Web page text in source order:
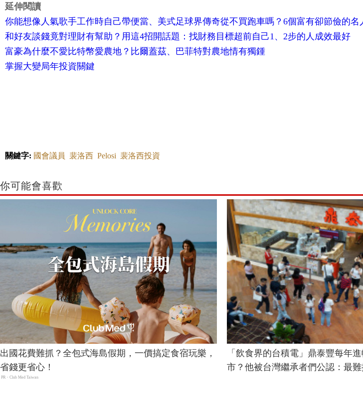
延伸閱讀
你能想像人氣歌手工作時自己帶便當、美式足球界傳奇從不買跑車嗎？6個富有卻節儉的名
和好友談錢竟對理財有幫助？用這4招開話題：找財務目標超前自己1、2步的人成效最好
富豪為什麼不愛比特幣愛農地？比爾蓋茲、巴菲特對農地情有獨鍾
掌握大變局年投資關鍵
關鍵字: 國會議員 裴洛西 Pelosi 裴洛西投資
你可能會喜歡
出國花費難抓？全包式海島假期，一價搞定食宿玩樂，
省錢更省心！
PR・Club Med Taiwan
「飲食界的台積電」鼎泰豐每年
市？他被台灣繼承者們公認：最